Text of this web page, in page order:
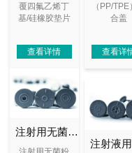
覆四氟乙烯丁
基/硅橡胶垫片
查看详情
（PP/TPE
合盖
查看详
注射用无菌粉末用卤化丁基橡胶塞